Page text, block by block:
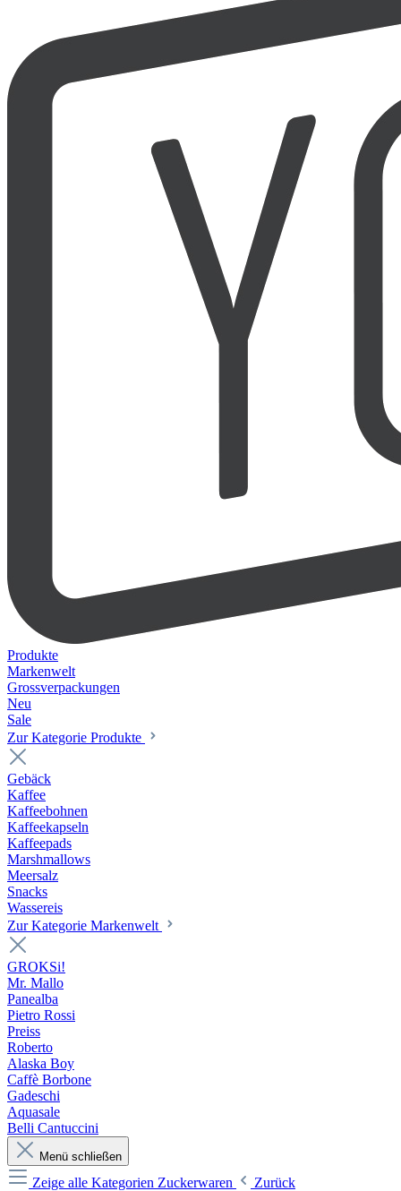
Produkte
Markenwelt
Grossverpackungen
Neu
Sale
Zur Kategorie Produkte
Gebäck
Kaffee
Kaffeebohnen
Kaffeekapseln
Kaffeepads
Marshmallows
Meersalz
Snacks
Wassereis
Zur Kategorie Markenwelt
GROKSi!
Mr. Mallo
Panealba
Pietro Rossi
Preiss
Roberto
Alaska Boy
Caffè Borbone
Gadeschi
Aquasale
Belli Cantuccini
Menü schließen
Zeige alle Kategorien Zuckerwaren
Zurück